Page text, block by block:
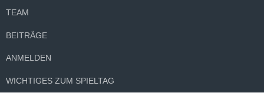
TEAM
BEITRÄGE
ANMELDEN
WICHTIGES ZUM SPIELTAG